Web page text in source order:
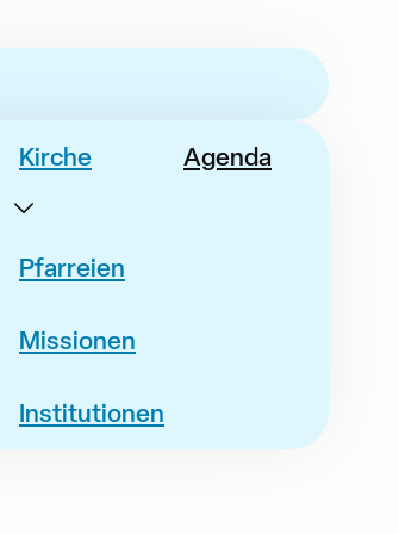
Kirche
Pfarreien
Missionen
Institutionen
Agenda